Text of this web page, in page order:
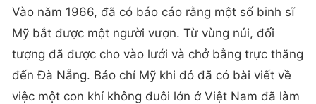
Vào năm 1966, đã có báo cáo rằng một số binh sĩ
Mỹ bắt được một người vượn. Từ vùng núi, đối
tượng đã được cho vào lưới và chở bằng trực thăng
đến Đà Nẵng. Báo chí Mỹ khi đó đã có bài viết về
việc một con khỉ không đuôi lớn ở Việt Nam đã làm